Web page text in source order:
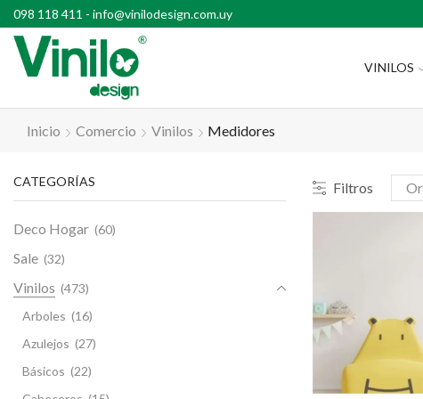
098 118 411 - info@vinilodesign.com.uy
con compras superiores a $2500
VINILOS
Inicio Comercio Vinilos Medidores
Filtros
CATEGORÍAS
Deco Hogar (60)
Sale (32)
Vinilos (473)
Arboles (16)
Azulejos (27)
Básicos (22)